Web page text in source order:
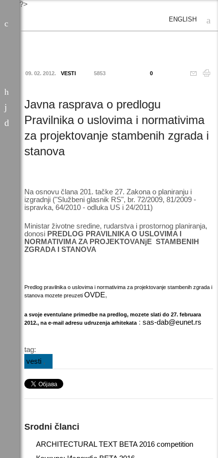
?>
ENGLISH
09. 02. 2012. VESTI 5853 0
Javna rasprava o predlogu
Pravilnika o uslovima i normativima
za projektovanje stambenih zgrada i
stanova
Na osnovu člana 201. tačke 27. Zakona o planiranju i
izgradnji ("Službeni glasnik RS", br. 72/2009, 81/2009 -
ispravka, 64/2010 - odluka US i 24/2011)
Ministar životne sredine, rudarstva i prostornog planiranja,
donosi PREDLOG PRAVILNIKA O USLOVIMA I
NORMATIVIMA ZA PROJEKTOVANjE STAMBENIH
ZGRADA I STANOVA
Predlog pravilnika o uslovima i normativima za projektovanje stambenih zgrada i
stanova mozete preuzeti OVDE,
a svoje eventulane primedbe na predlog, mozete slati do 27. februara
2012., na e-mail adresu udruzenja arhitekata : sas-dab@eunet.rs
tag:
vesti
Srodni članci
ARCHITECTURAL TEXT BETA 2016 competition